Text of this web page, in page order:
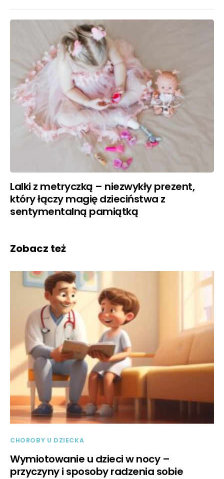
Lalki z metryczką – niezwykły prezent,
który łączy magię dzieciństwa z
sentymentalną pamiątką
Zobacz też
CHOROBY U DZIECKA
Wymiotowanie u dzieci w nocy –
przyczyny i sposoby radzenia sobie